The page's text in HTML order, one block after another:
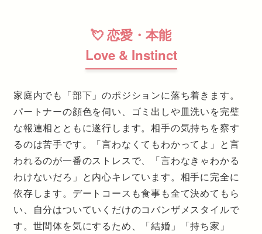
💘 恋愛・本能
Love & Instinct
家庭内でも「部下」のポジションに落ち着きます。
パートナーの顔色を伺い、ゴミ出しや皿洗いを完璧
な報連相とともに遂行します。相手の気持ちを察す
るのは苦手です。「言わなくてもわかってよ」と言
われるのが一番のストレスで、「言わなきゃわかる
わけないだろ」と内心キレています。相手に完全に
依存します。デートコースも食事も全て決めてもら
い、自分はついていくだけのコバンザメスタイルで
す。世間体を気にするため、「結婚」「持ち家」